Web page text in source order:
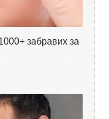
забравих за